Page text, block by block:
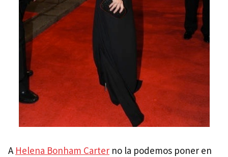
A Helena Bonham Carter no la podemos poner en